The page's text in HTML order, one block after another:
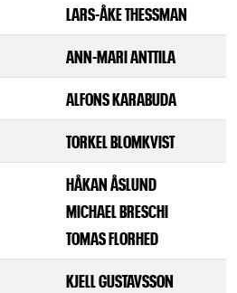
LARS-ÅKE THESSMAN
ANN-MARI ANTTILA
ALFONS KARABUDA
TORKEL BLOMKVIST
HÅKAN ÅSLUND
MICHAEL BRESCHI
TOMAS FLORHED
KJELL GUSTAVSSON